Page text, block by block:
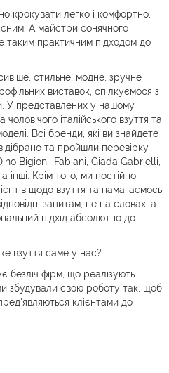
крокувати легко і комфортно,
А майстри сонячного
таким практичним підходом до
стильне, модне, зручне
виставок, спілкуємося з
У представлених у нашому
чоловічого італійського взуття та
Всі бренди, які ви знайдете
та пройшли перевірку
Bigioni, Fabiani, Giada Gabrielli,
Крім того, ми постійно
щодо взуття та намагаємось
запитам, не на словах, а
підхід абсолютно до
взуття саме у нас?
безліч фірм, що реалізують
збудували свою роботу так, щоб
клієнтами до